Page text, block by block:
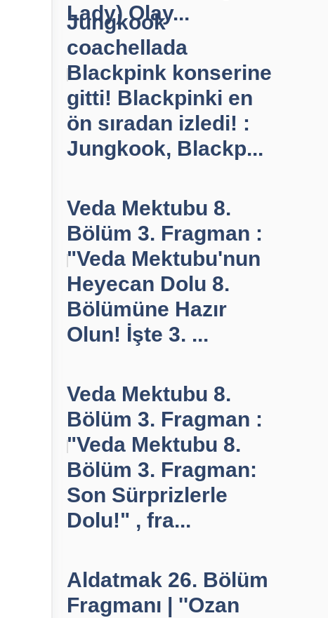
Lady) Olay...
Jungkook
coachellada
Blackpink konserine
gitti! Blackpinki en
ön sıradan izledi! :
Jungkook, Blackp...
Veda Mektubu 8.
Bölüm 3. Fragman :
"Veda Mektubu'nun
Heyecan Dolu 8.
Bölümüne Hazır
Olun! İşte 3. ...
Veda Mektubu 8.
Bölüm 3. Fragman :
"Veda Mektubu 8.
Bölüm 3. Fragman:
Son Sürprizlerle
Dolu!" , fra...
Aldatmak 26. Bölüm
Fragmanı | ''Ozan